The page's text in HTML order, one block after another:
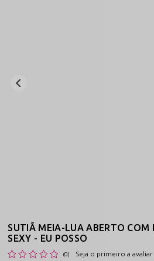
SUTIÃ MEIA-LUA ABERTO COM
SEXY - EU POSSO
(0) Seja o primeiro a avaliar